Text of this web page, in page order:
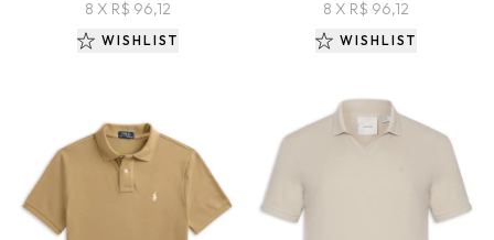
8 X R$ 96,12
WISHLIST
8 X R$ 96,12
WISHLIST